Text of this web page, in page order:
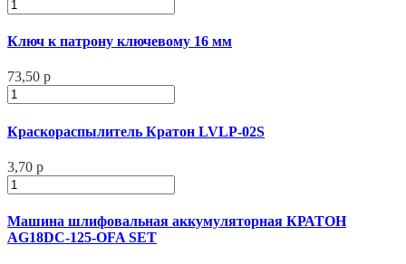
Ключ к патрону ключевому 16 мм
73,50 р
Краскораспылитель Кратон LVLP-02S
3,70 р
Машина шлифовальная аккумуляторная КРАТОН
AG18DC-125-OFA SET